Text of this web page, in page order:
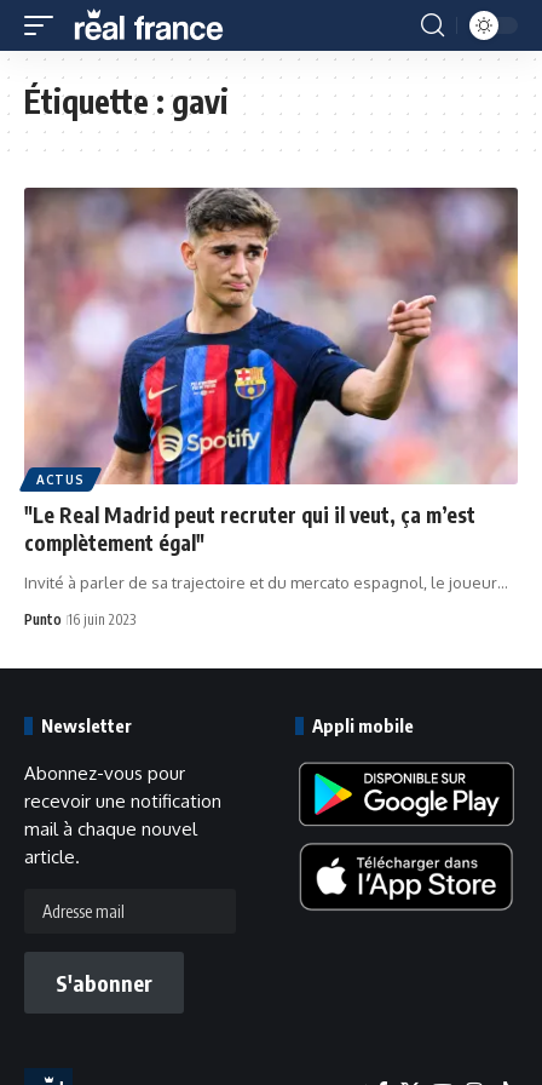
Étiquette :gavi
ACTUS
"Le Real Madrid peut recruter qui il veut, ça m’est
complètement égal"
Invité à parler de sa trajectoire et du mercato espagnol, le joueur…
Punto 16 juin 2023
Newsletter
Abonnez-vous pour
recevoir une notification
mail à chaque nouvel
article.
mail
S'abonner
Appli mobile